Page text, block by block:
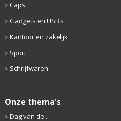
Caps
Gadgets en USB's
Kantoor en zakelijk
Sport
Schrijfwaren
Onze thema's
Dag van de...